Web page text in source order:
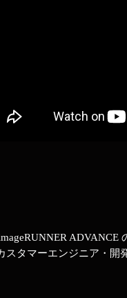
ADVANCE
スタマーエンジニア・開